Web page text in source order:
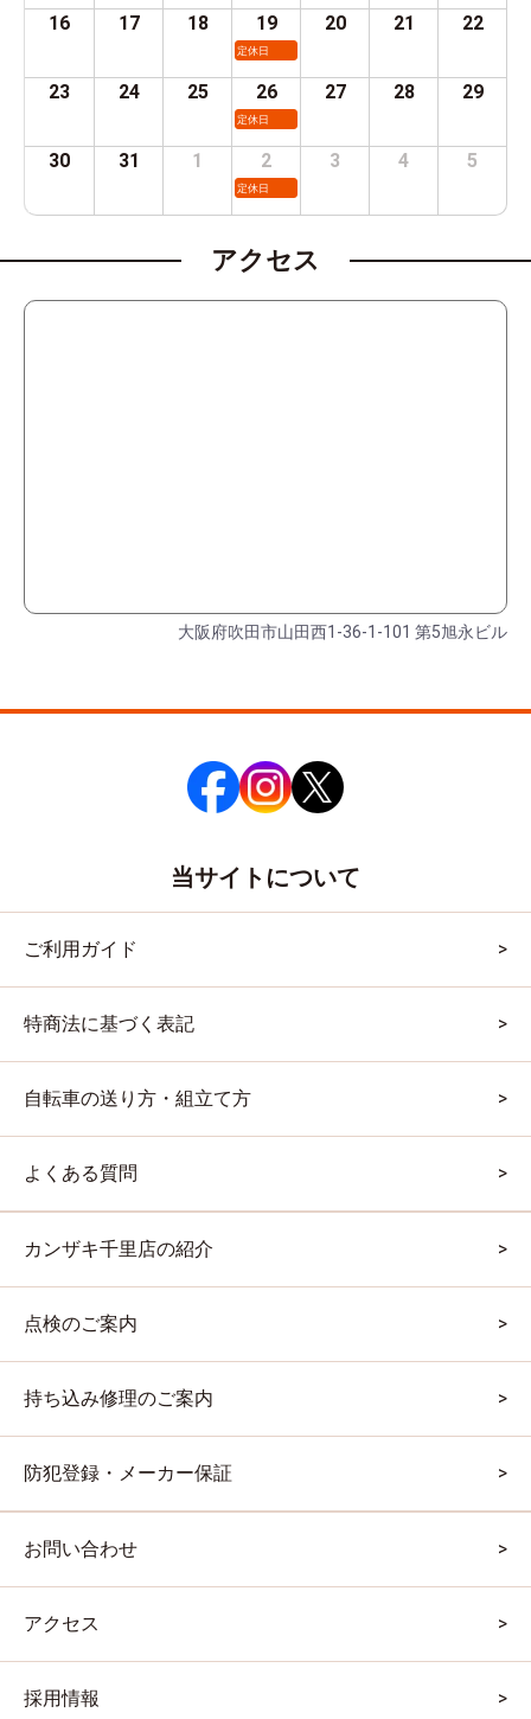
16 17 18 19
定休日
20 21 22
23 24 25 26
定休日
27 28 29
30 31 1 2
定休日
3 4 5
アクセス
大阪府吹田市山田西1-36-1-101 第5旭永ビル
当サイトについて
ご利用ガイド
特商法に基づく表記
自転車の送り方・組立て方
よくある質問
カンザキ千里店の紹介
点検のご案内
持ち込み修理のご案内
防犯登録・メーカー保証
お問い合わせ
アクセス
採用情報